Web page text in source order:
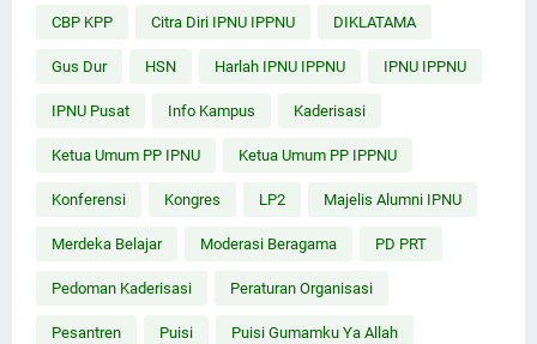
CBP KPP Citra Diri IPNU IPPNU DIKLATAMA
Gus Dur HSN Harlah IPNU IPPNU IPNU IPPNU
IPNU Pusat Info Kampus Kaderisasi
Ketua Umum PP IPNU Ketua Umum PP IPPNU
Konferensi Kongres LP2 Majelis Alumni IPNU
Merdeka Belajar Moderasi Beragama PD PRT
Pedoman Kaderisasi Peraturan Organisasi
Pesantren Puisi Puisi Gumamku Ya Allah